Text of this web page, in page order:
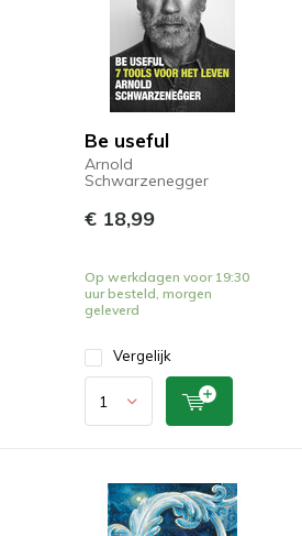
Be useful
Arnold
Schwarzenegger
€ 18,99
Op werkdagen voor 19:30
uur besteld, morgen
geleverd
Vergelijk